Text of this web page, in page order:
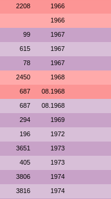
2208 1966
1966
99 1967
615 1967
78 1967
2450 1968
687 08.1968
687 08.1968
294 1969
196 1972
3651 1973
405 1973
3806 1974
3816 1974